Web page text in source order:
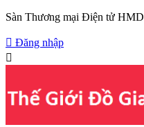
Sàn Thương mại Điện tử HMD
 Đăng nhập
